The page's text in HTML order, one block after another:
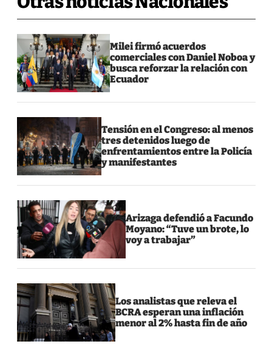
Milei firmó acuerdos
comerciales con Daniel Noboa y
busca reforzar la relación con
Ecuador
Tensión en el Congreso: al menos
tres detenidos luego de
enfrentamientos entre la Policía
y manifestantes
Arizaga defendió a Facundo
Moyano: “Tuve un brote, lo
voy a trabajar”
Los analistas que releva el
BCRA esperan una inflación
menor al 2% hasta fin de año